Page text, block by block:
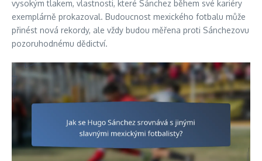
vysokým tlakem, vlastnosti, které Sánchez během své kariéry
exemplárně prokazoval. Budoucnost mexického fotbalu může
přinést nová rekordy, ale vždy budou měřena proti Sánchezovu
pozoruhodnému dědictví.